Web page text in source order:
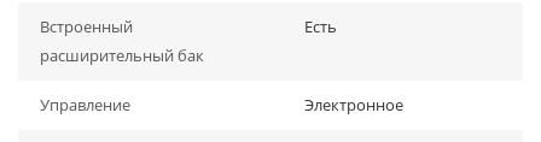
Встроенный
расширительный бак
Есть
Управление Электронное